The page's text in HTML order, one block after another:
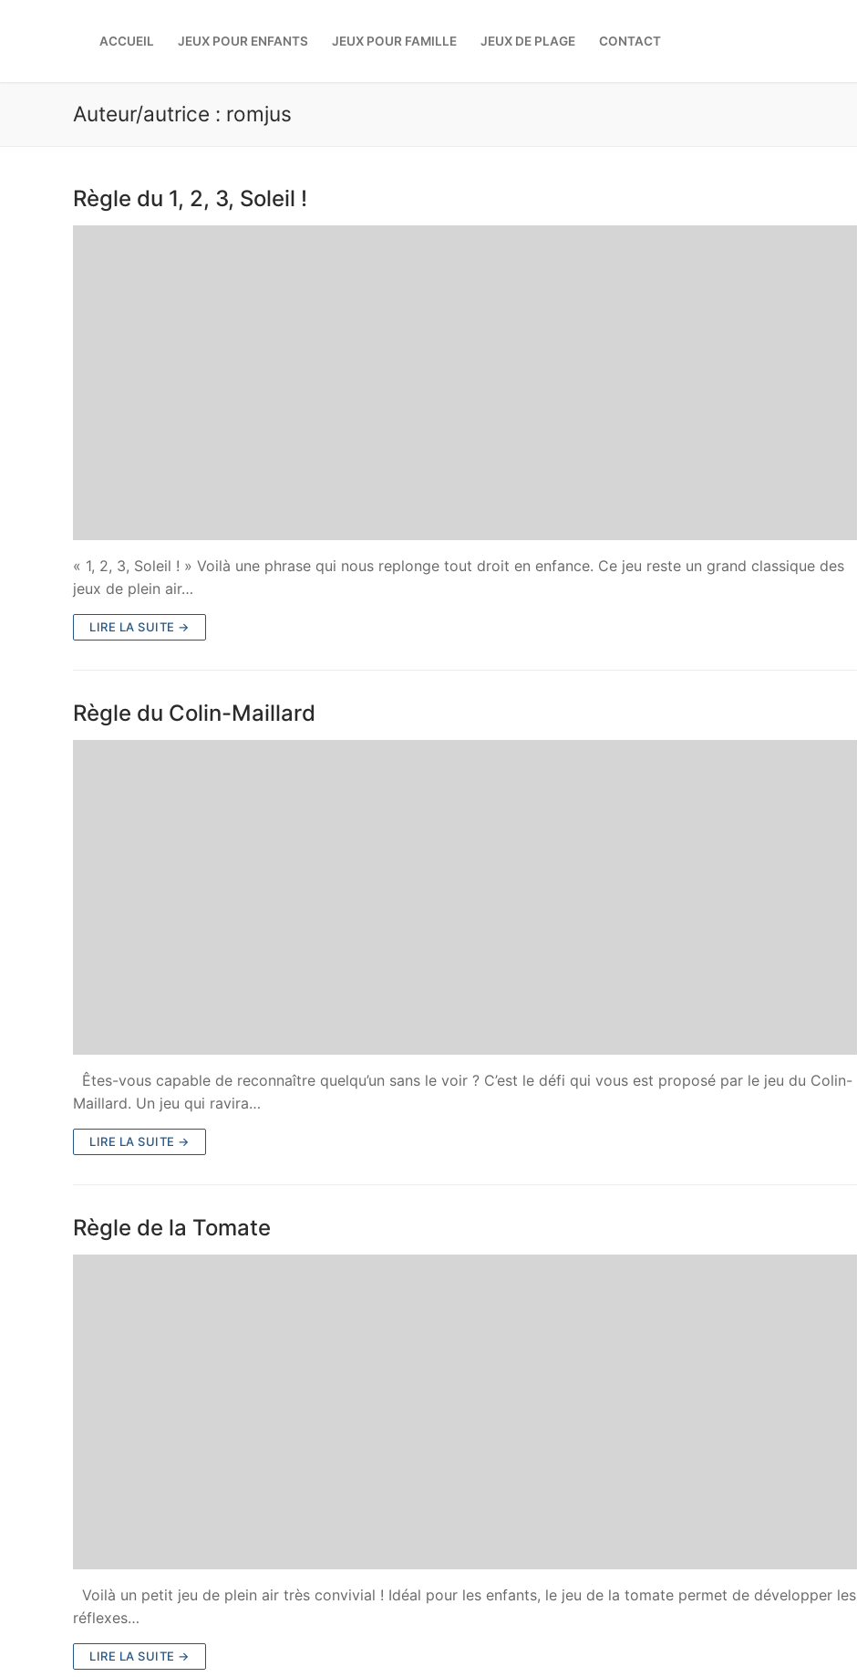
ACCUEIL JEUX POUR ENFANTS JEUX POUR FAMILLE JEUX DE PLAGE CONTACT
Auteur/autrice : romjus
Règle du 1, 2, 3, Soleil !
« 1, 2, 3, Soleil ! » Voilà une phrase qui nous replonge tout droit en enfance. Ce jeu reste un grand classique des
jeux de plein air…
LIRE LA SUITE →
Règle du Colin-Maillard
Êtes-vous capable de reconnaître quelqu’un sans le voir ? C’est le défi qui vous est proposé par le jeu du Colin-
Maillard. Un jeu qui ravira…
LIRE LA SUITE →
Règle de la Tomate
Voilà un petit jeu de plein air très convivial ! Idéal pour les enfants, le jeu de la tomate permet de développer les
réflexes…
LIRE LA SUITE →